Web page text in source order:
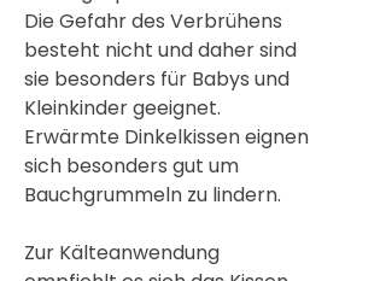
Die Gefahr des Verbrühens
besteht nicht und daher sind
sie besonders für Babys und
Kleinkinder geeignet.
Erwärmte Dinkelkissen eignen
sich besonders gut um
Bauchgrummeln zu lindern.
Zur Kälteanwendung